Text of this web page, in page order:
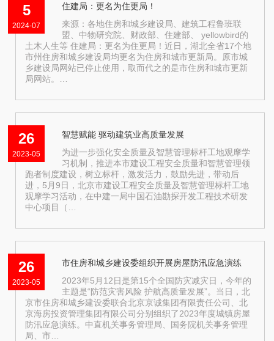
5
2024-07
住建局：更名为住更局！
来源：各地住房和城乡建设局、建筑工程鲁班联
盟、中物研究院、财政部、住建部、 yellowbird的
土木人生等 住建局：更名为住更局！近日，湖北全省17个地
市州住房和城乡建设局均更名为住房和城市更新局。原市城
乡建设局网站已停止使用，取而代之的是市住房和城市更新
局网站。…
26
2023-05
智慧赋能 驱动建筑业高质量发展
为进一步强化安全质量及智慧管理标杆工地观摩学
习机制，推进本市建设工程安全质量和智慧管理领
跑者制度建设，树立标杆，激发活力，鼓励先进，带动后
进，5月9日，北京市建设工程安全质量及智慧管理标杆工地
观摩学习活动，在中建一局中国石油勘探开发工程技术研发
中心项目（…
26
2023-05
市住房和城乡建设委组织开展房屋防汛应急演练
2023年5月12日是第15个全国防灾减灾日，今年的
主题是“防范灾害风险 护航高质量发展”。当日，北
京市住房和城乡建设委联合北京京诚集团有限责任公司、北
京海房投资管理集团有限公司分别组织了2023年度城镇房屋
防汛应急演练。中直机关事务管理局、国务院机关事务管理
局、市…